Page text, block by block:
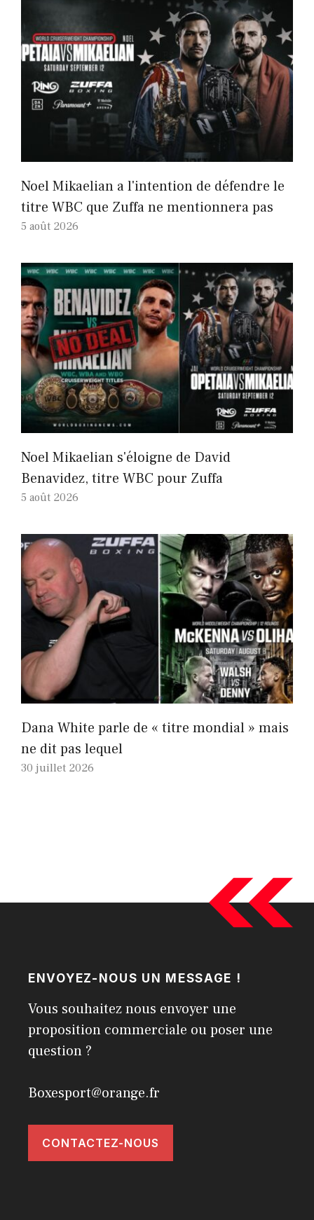
Noel Mikaelian a l'intention de défendre le
titre WBC que Zuffa ne mentionnera pas
5 août 2026
Noel Mikaelian s'éloigne de David
Benavidez, titre WBC pour Zuffa
5 août 2026
Dana White parle de « titre mondial » mais
ne dit pas lequel
30 juillet 2026
ENVOYEZ-NOUS UN MESSAGE !
Vous souhaitez nous envoyer une
proposition commerciale ou poser une
question ?
Boxesport@orange.fr
CONTACTEZ-NOUS